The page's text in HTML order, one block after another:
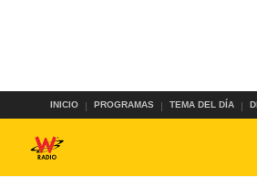
INICIO PROGRAMAS TEMA DEL DÍA